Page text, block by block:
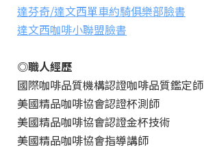
達芬奇/達文西單車約騎俱樂部臉書
達文西咖啡小聯盟臉書
◎職人經歷
國際咖啡品質機構認證咖啡品質鑑定師
美國精品咖啡協會認證杯測師
美國精品咖啡協會認證金杯技術
美國精品咖啡協會指導講師